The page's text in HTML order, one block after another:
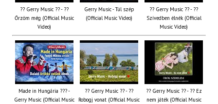
?? Gerry Music ?? - ??
Őrzöm még (Official Music
Video)
Gerry Music - Túl szép
(Official Music Video)
?? Gerry Music ?? - ??
Szívedben élnék (Official
Music Video)
Made in Hungária ??? -
Gerry Music (Official Music
?? Gerry Music ?? - ??
Robogj vonat (Official Music
?? Gerry Music ?? - ?? Ez
nem játék (Official Music